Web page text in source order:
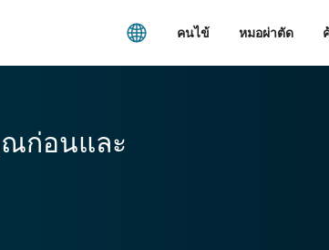
คนไข้ หมอผ่าตัด
ก่อนและ